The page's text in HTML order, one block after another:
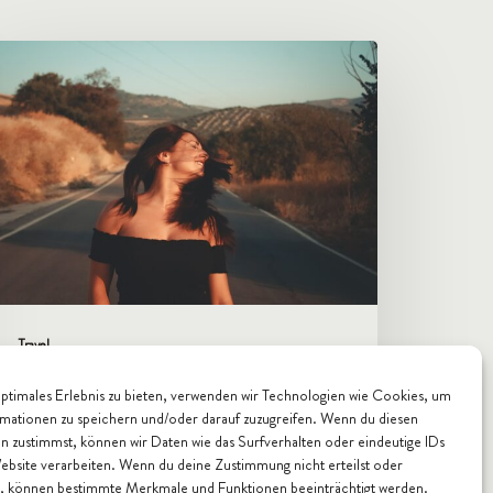
Erlebnis zu bieten, verwenden wir Technologien wie Cookies, um
zu speichern und/oder darauf zuzugreifen. Wenn du diesen
zustimmst, können wir Daten wie das Surfverhalten oder eindeutige IDs
verarbeiten. Wenn du deine Zustimmung nicht erteilst oder
können bestimmte Merkmale und Funktionen beeinträchtigt werden.
Travel
The best time of year to visit
Australia